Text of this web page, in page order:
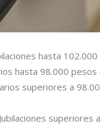
hasta
hasta 98.000 pesos
superiores a
Jubilaciones superiores